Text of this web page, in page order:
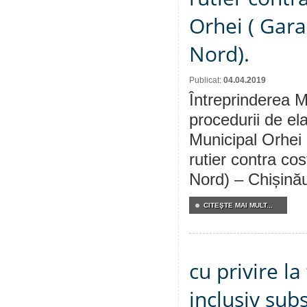
Orhei (
Nord).
Publicat: 04.04.2019
Întreprinderea
procedurii de
Municipal
rutier contra
Nord) –
CITEŞTE MAI MULT...
cu privire
inclusiv